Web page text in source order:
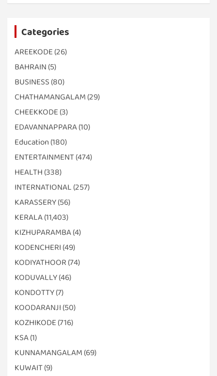
Categories
AREEKODE (26)
BAHRAIN (5)
BUSINESS (80)
CHATHAMANGALAM (29)
CHEEKKODE (3)
EDAVANNAPPARA(10)
Education (180)
ENTERTAINMENT(474)
HEALTH (338)
INTERNATIONAL (257)
KARASSERY(56)
KERALA(11,403)
KIZHUPARAMBA(4)
KODENCHERI (49)
KODIYATHOOR (74)
KODUVALLY(46)
KONDOTTY(7)
KOODARANJI (50)
KOZHIKODE (716)
KSA(1)
KUNNAMANGALAM (69)
KUWAIT(9)